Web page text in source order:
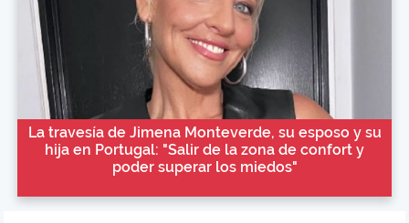
La travesía de Jimena Monteverde, su esposo y su
hija en Portugal: "Salir de la zona de confort y
poder superar los miedos"